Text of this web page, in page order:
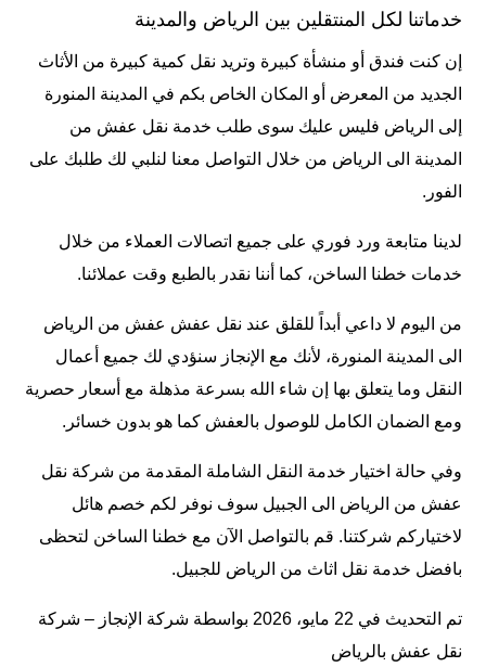
خدماتنا لكل المنتقلين بين الرياض والمدينة
إن كنت فندق أو منشأة كبيرة وتريد نقل كمية كبيرة من الأثاث
الجديد من المعرض أو المكان الخاص بكم في المدينة المنورة
إلى الرياض فليس عليك سوى طلب خدمة نقل عفش من
المدينة الى الرياض من خلال التواصل معنا لنلبي لك طلبك على
الفور.
لدينا متابعة ورد فوري على جميع اتصالات العملاء من خلال
خدمات خطنا الساخن، كما أننا نقدر بالطبع وقت عملائنا.
من اليوم لا داعي أبداً للقلق عند نقل عفش عفش من الرياض
الى المدينة المنورة، لأنك مع الإنجاز سنؤدي لك جميع أعمال
النقل وما يتعلق بها إن شاء الله بسرعة مذهلة مع أسعار حصرية
ومع الضمان الكامل للوصول بالعفش كما هو بدون خسائر.
وفي حالة اختيار خدمة النقل الشاملة المقدمة من شركة نقل
عفش من الرياض الى الجبيل سوف نوفر لكم خصم هائل
لاختياركم شركتنا. قم بالتواصل الآن مع خطنا الساخن لتحظى
بافضل خدمة نقل اثاث من الرياض للجبيل.
تم التحديث في 22 مايو، 2026 بواسطة
شركة الإنجاز – شركة
نقل عفش بالرياض